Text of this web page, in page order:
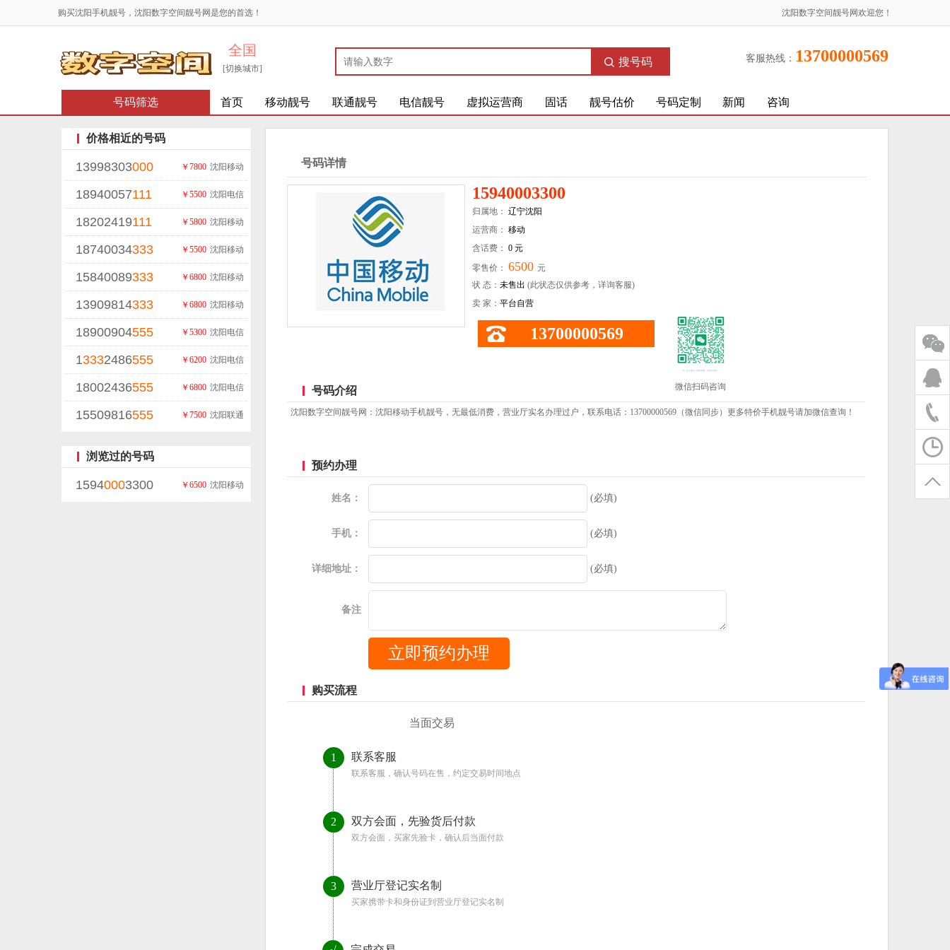
沈阳数字空间靓号网欢迎您！
购买沈阳手机靓号，沈阳数字空间靓号网是您的首选！
全国
[切换城市]
搜号码 客服热线： 13700000569
号码筛选 首页 移动靓号 联通靓号 电信靓号 虚拟运营商 固话 靓号估价 号码定制 新闻 咨询
价格相近的号码
13998303000 沈阳移动
￥7800
18940057111 沈阳电信
￥5500
18202419111 沈阳移动
￥5800
18740034333 沈阳移动
￥5500
15840089333 沈阳移动
￥6800
13909814333 沈阳移动
￥6800
18900904555 沈阳电信
￥5300
13332486555 沈阳电信
￥6200
18002436555 沈阳电信
￥6800
15509816555 沈阳联通
￥7500
浏览过的号码
15940003300 沈阳移动
￥6500
号码详情
15940003300
归属地： 辽宁沈阳
运营商： 移动
含话费： 0 元
零售价： 6500 元
状 态： 未售出 (此状态仅供参考，详询客服)
卖 家： 平台自营
13700000569
微信扫码咨询
号码介绍
沈阳数字空间靓号网：沈阳移动手机靓号，无最低消费，营业厅实名办理过户，联系电话：13700000569（微信同步）更多特价手机靓号请加微信查询！
预约办理
姓名： (必填)
手机： (必填)
详细地址： (必填)
备注
购买流程
当面交易
1 联系客服
联系客服，确认号码在售，约定交易时间地点
2 双方会面，先验货后付款
双方会面，买家先验卡，确认后当面付款
3 营业厅登记实名制
买家携带卡和身份证到营业厅登记实名制